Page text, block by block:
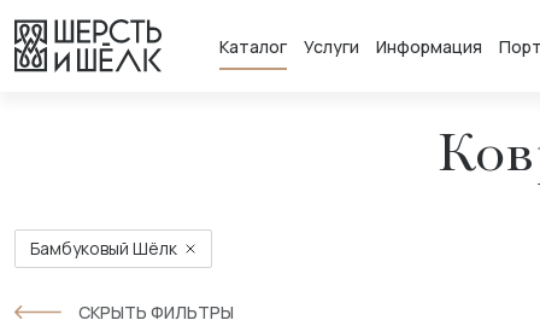
Каталог Услуги Информация
Бамбуковый Шёлк
СКРЫТЬ ФИЛЬТРЫ